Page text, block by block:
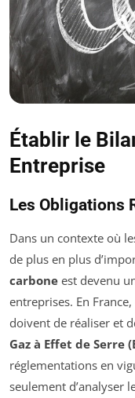
Établir le
Entreprise
Les Obligations
Dans un contexte où
de plus en plus
carbone est devenu
entreprises. En
doivent de réaliser et
Gaz à Effet de Serre
réglementations en
seulement d’analyser